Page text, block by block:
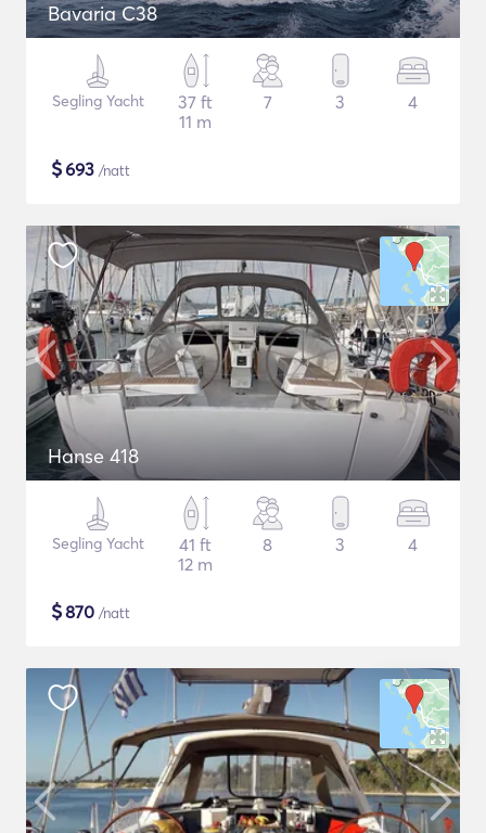
Bavaria C38
Segling Yacht
37 ft
11 m
7 3 4
$693 /natt
Hanse 418
Segling Yacht
41 ft
12 m
8 3 4
$870 /natt